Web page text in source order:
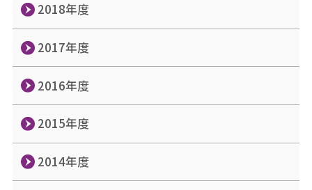
2018年度
2017年度
2016年度
2015年度
2014年度